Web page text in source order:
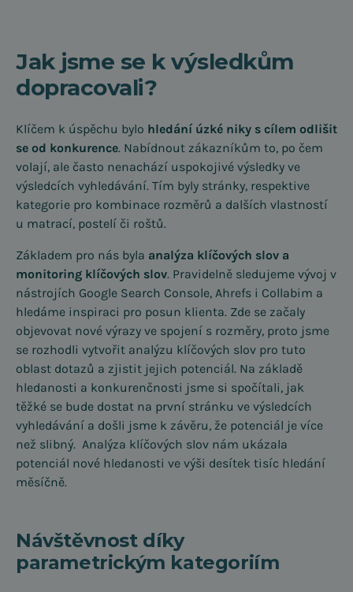
Jak jsme se k výsledkům
dopracovali?
Klíčem k úspěchu bylo hledání úzké niky s cílem odlišit
se od konkurence. Nabídnout zákazníkům to, po čem
volají, ale často nenachází uspokojivé výsledky ve
výsledcích vyhledávání. Tím byly stránky, respektive
kategorie pro kombinace rozměrů a dalších vlastností
u matrací, postelí či roštů.
Základem pro nás byla analýza klíčových slov a
monitoring klíčových slov. Pravidelně sledujeme vývoj v
nástrojích Google Search Console, Ahrefs i Collabim a
hledáme inspiraci pro posun klienta. Zde se začaly
objevovat nové výrazy ve spojení s rozměry, proto jsme
se rozhodli vytvořit analýzu klíčových slov pro tuto
oblast dotazů a zjistit jejich potenciál. Na základě
hledanosti a konkurenčnosti jsme si spočítali, jak
těžké se bude dostat na první stránku ve výsledcích
vyhledávání a došli jsme k závěru, že potenciál je více
než slibný. Analýza klíčových slov nám ukázala
potenciál nové hledanosti ve výši desítek tisíc hledání
měsíčně.
Návštěvnost díky
parametrickým kategoriím